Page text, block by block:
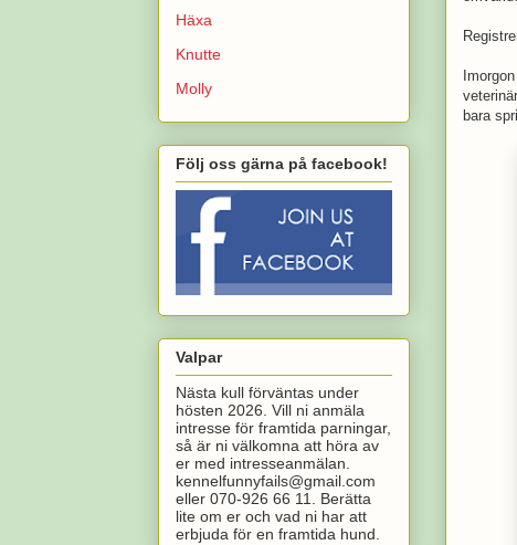
bara
Häxa
Knutte
Molly
Följ oss gärna på facebook!
Valpar
Nästa kull förväntas under
hösten 2026. Vill ni anmäla
intresse för framtida parningar,
så är ni välkomna att höra av
er med intresseanmälan.
kennelfunnyfails@gmail.com
eller 070-926 66 11. Berätta
lite om er och vad ni har att
erbjuda för en framtida hund.